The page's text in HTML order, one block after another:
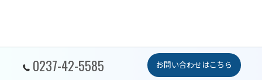
0237-42-5585 お問い合わせはこちら